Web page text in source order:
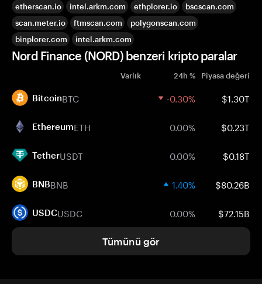
etherscan.io intel.arkm.com ethplorer.io
bscscan.com
scan.meter.io
ftmscan.com
polygonscan.com
binplorer.com
intel.arkm.com
Nord Finance (NORD) benzeri kripto paralar
Varlık 24h % Piyasa değeri
BitcoinBTC -0.30% $1.30T
EthereumETH 0.00% $0.23T
TetherUSDT 0.00% $0.18T
BNBBNB 1.40% $80.26B
USDCUSDC 0.00% $72.15B
Tümünü gör